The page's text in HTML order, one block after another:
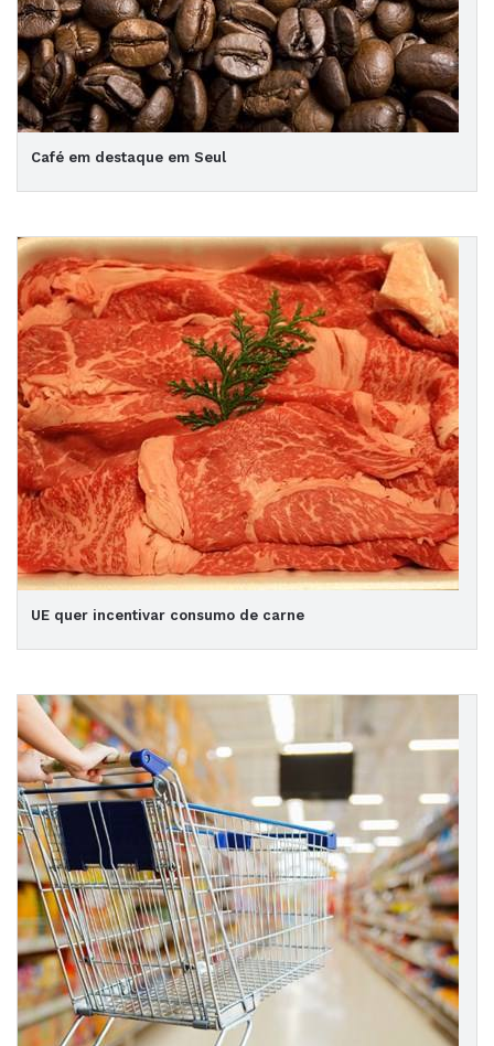
Café em destaque em Seul
UE quer incentivar consumo de carne